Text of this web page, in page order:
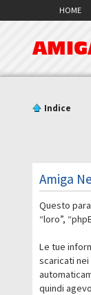
HOME
Indice
Amiga
Questo
“loro”,
Le tue
scaricati
quindi